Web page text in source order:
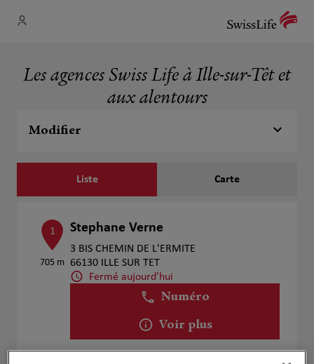
Les agences Swiss Life à Ille-sur-Têt et
aux alentours
Modifier
Liste Carte
1
705 m
Stephane Verne
3 BIS CHEMIN DE L'ERMITE
66130 ILLE SUR TET
Fermé aujourd'hui
Numéro
Voir plus